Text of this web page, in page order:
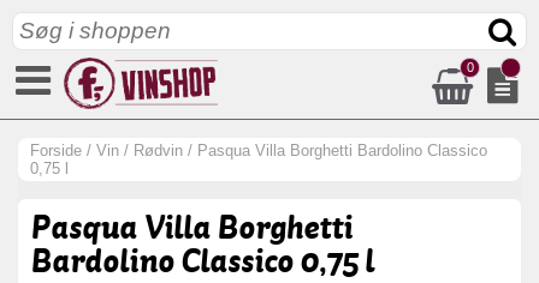
0
Forside / Vin / Rødvin / Pasqua Villa Borghetti Bardolino Classico
0,75 l
Pasqua Villa Borghetti
Bardolino Classico 0,75 l